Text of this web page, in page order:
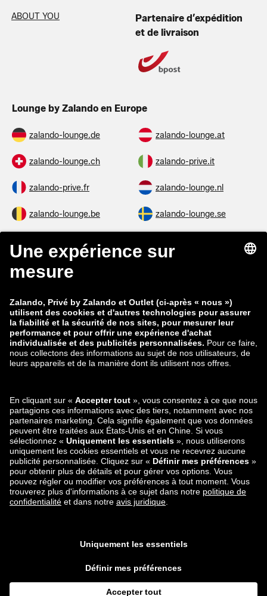
ABOUT YOU
Partenaire d’expédition
et de livraison
Lounge by Zalando en Europe
zalando-lounge.de zalando-lounge.at
zalando-lounge.ch zalando-prive.it
zalando-prive.fr zalando-lounge.nl
zalando-lounge.be zalando-lounge.se
zalando-lounge.co.uk
zalando-lounge.lt zalando-lounge.sk
zalando-lounge.ro zalando-lounge.hr
zalando-lounge.lu zalando-lounge.ee
zalando-lounge.lv zalando-lounge.no
Vous pouvez
également nous
trouver sur
*Par rapport au prix de vente conseillé.